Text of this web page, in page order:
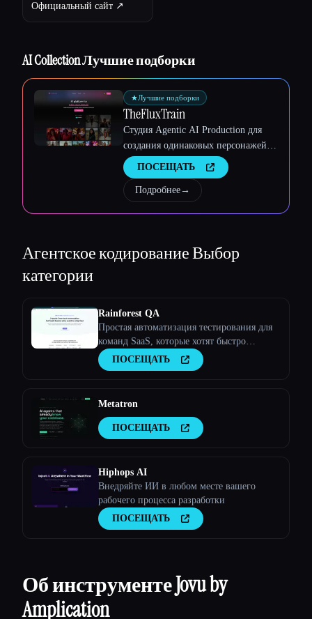
Официальный сайт ↗︎
AI Collection Лучшие подборки
★Лучшие подборки
TheFluxTrain
Студия Agentic AI Production для
создания одинаковых персонажей,
рабочих процессов и видео
ПОСЕЩАТЬ
Подробнее→
Агентское кодированиеВыбор
категории
Rainforest QA
Простая автоматизация тестирования для
команд SaaS, которые хотят быстро
поставлять продукцию
ПОСЕЩАТЬ
Metatron
ПОСЕЩАТЬ
Hiphops AI
Внедряйте ИИ в любом месте вашего
рабочего процесса разработки
ПОСЕЩАТЬ
Об инструменте Jovu by
Amplication